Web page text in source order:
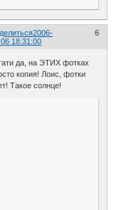
6
2006-
18:31:00
да, на ЭТИХ фотках
копия! Лоис, фотки
Такое солнце!